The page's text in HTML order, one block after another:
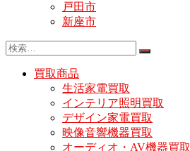
戸田市
新座市
買取商品
生活家電買取
インテリア照明買取
デザイン家電買取
映像音響機器買取
オーディオ・AV機器買取